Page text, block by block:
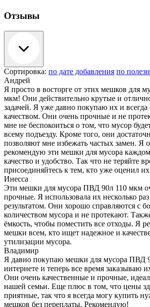
Отзывы
Сортировка: по дате добавления по
Андрей
Я просто в восторге от этих мешков для
мкм! Они действительно крутые и
задачей. Я уже давно покупаю их и
качеством. Они очень прочные и не
мне не беспокоиться о том, что мусор
всему подъезду. Кроме того, они
позволяют мне избежать частых замен. Я
рекомендую эти мешки для мусора
качество и удобство. Так что не теряйте
присоединяйтесь к тем, кто уже оценил
Инесса
Эти мешки для мусора ПВД 90л 110 мкм
прочные. Я использовала их несколько
результатом. Они хорошо справляются с
количеством мусора и не протекают.
ёмкость, чтобы поместить все отходы. Я
мешки всем, кто ищет надежное и
утилизации мусора.
Владимир
Я давно покупаю мешки для мусора ПВД
интернете и теперь все время заказываю
Они очень качественные и прочные,
нашей семьи. Еще плюс в том, что цены
приятные, так что я всегда могу купить
мешков без переплаты. Рекомендую!